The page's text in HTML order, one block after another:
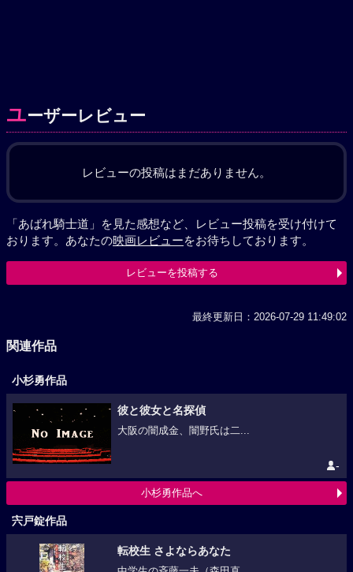
ユーザーレビュー
レビューの投稿はまだありません。
「あばれ騎士道」を見た感想など、レビュー投稿を受け付けて
おります。あなたの映画レビューをお待ちしております。
レビューを投稿する
最終更新日：2026-07-29 11:49:02
関連作品
小杉勇作品
彼と彼女と名探偵
大阪の闇成金、闇野氏は二...
-
小杉勇作品へ
宍戸錠作品
転校生 さよならあなた